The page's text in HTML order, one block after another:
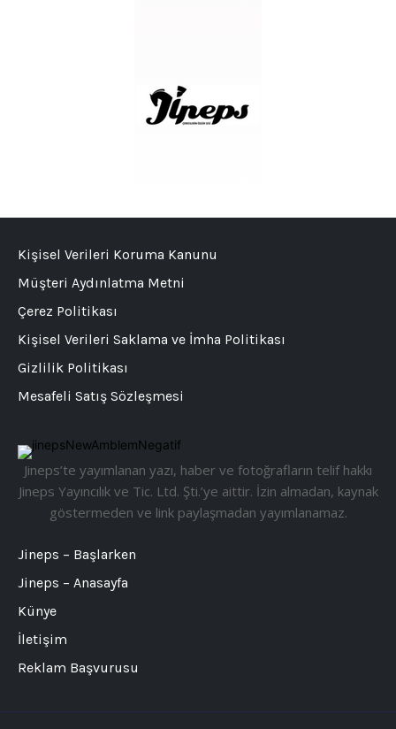
Jineps’te yayımlanan yazı, haber ve fotoğrafların telif hakkı
Jineps Yayıncılık ve Tic. Ltd. Şti.’ye aittir. İzin almadan, kaynak
göstermeden ve link paylaşmadan yayımlanamaz.
Jineps – Başlarken
Jineps – Anasayfa
Künye
İletişim
Reklam Başvurusu
Kişisel Verileri Koruma Kanunu
Müşteri Aydınlatma Metni
Çerez Politikası
Kişisel Verileri Saklama ve İmha Politikası
Gizlilik Politikası
Mesafeli Satış Sözleşmesi